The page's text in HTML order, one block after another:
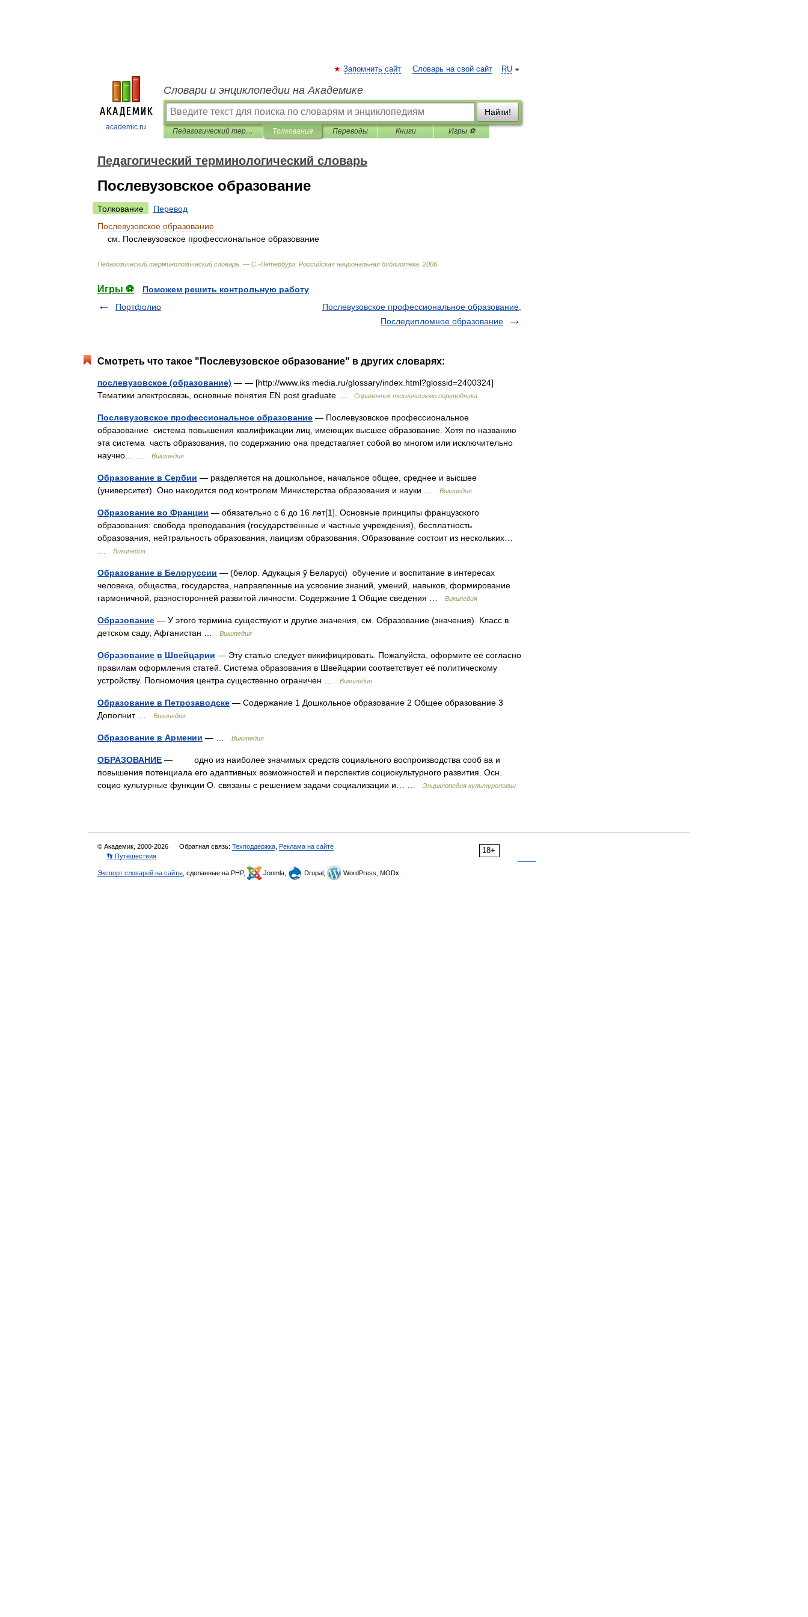
academic.ru
RU
Запомнить сайт Словарь на свой сайт
Словари и энциклопедии на Академике
Найти!
Педагогический терминологический словарь Толкования Переводы Книги Игры ⚽
Педагогический терминологический словарь
Послевузовское образование
Толкование
Перевод
Послевузовское образование
см
Послевузовское профессиональное образование
Педагогический терминологический словарь . — С .-Петербург: Российская национальная библиотека 2006
Игры ⚽
Поможем решить контрольную работу
Портфолио
Послевузовское профессиональное образование,
Последипломное образование
Смотреть что такое "Послевузовское образование" в других словарях:
послевузовское (образование) — — [http://www.iks media.ru/glossary/index.html?glossid=2400324]
Тематики электросвязь, основные понятия EN post graduate …
Справочник технического переводчика
Послевузовское профессиональное образование — Послевузовское профессиональное
образование система повышения квалификации лиц, имеющих высшее образование. Хотя по названию
эта система часть образования, по содержанию она представляет собой во многом или исключительно
научно… …
Википедия
Образование в Сербии — разделяется на дошкольное, начальное общее, среднее и высшее
(университет). Оно находится под контролем Министерства образования и науки …
Википедия
Образование во Франции — обязательно с 6 до 16 лет[1]. Основные принципы французского
образования: свобода преподавания (государственные и частные учреждения), бесплатность
образования, нейтральность образования, лаицизм образования. Образование состоит из нескольких…
Википедия
Образование в Белоруссии — (белор. Адукацыя ў Беларусі) обучение и воспитание в интересах
человека, общества, государства, направленные на усвоение знаний, умений, навыков, формирование
гармоничной, разносторонней развитой личности. Содержание 1 Общие сведения …
Википедия
Образование — У этого термина существуют и другие значения, см. Образование (значения). Класс в
детском саду, Афганистан …
Википедия
Образование в Швейцарии — Эту статью следует викифицировать. Пожалуйста, оформите её согласно
правилам оформления статей. Система образования в Швейцарии соответствует её политическому
устройству. Полномочия центра существенно ограничен …
Википедия
Образование в Петрозаводске — Содержание 1 Дошкольное образование 2 Общее образование 3
Дополнит …
Википедия
Образование в Армении — … Википедия
ОБРАЗОВАНИЕ — одно из наиболее значимых средств социального воспроизводства сооб ва и
повышения потенциала его адаптивных возможностей и перспектив социокультурного развития. Осн.
социо культурные функции О. связаны с решением задачи социализации и… …
Энциклопедия культурологии
18+
© Академик, 2000-2026 Обратная связь: Техподдержка Реклама на сайте
👣 Путешествия
Экспорт словарей на сайты , сделанные на PHP, Joomla, Drupal, WordPress, MODx.